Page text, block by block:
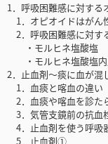
1．呼吸困難感に対する
1．オピオイドはがん
2．呼吸困難感に対す
・モルヒネ塩酸塩
・モルヒネ塩酸塩内
2．止血剤〜痰に血が混
1．血痰と喀血の違い
2．血痰や喀血を診た
3．気管支鏡前の抗血
4．止血剤を使う呼吸
5．止血剤①